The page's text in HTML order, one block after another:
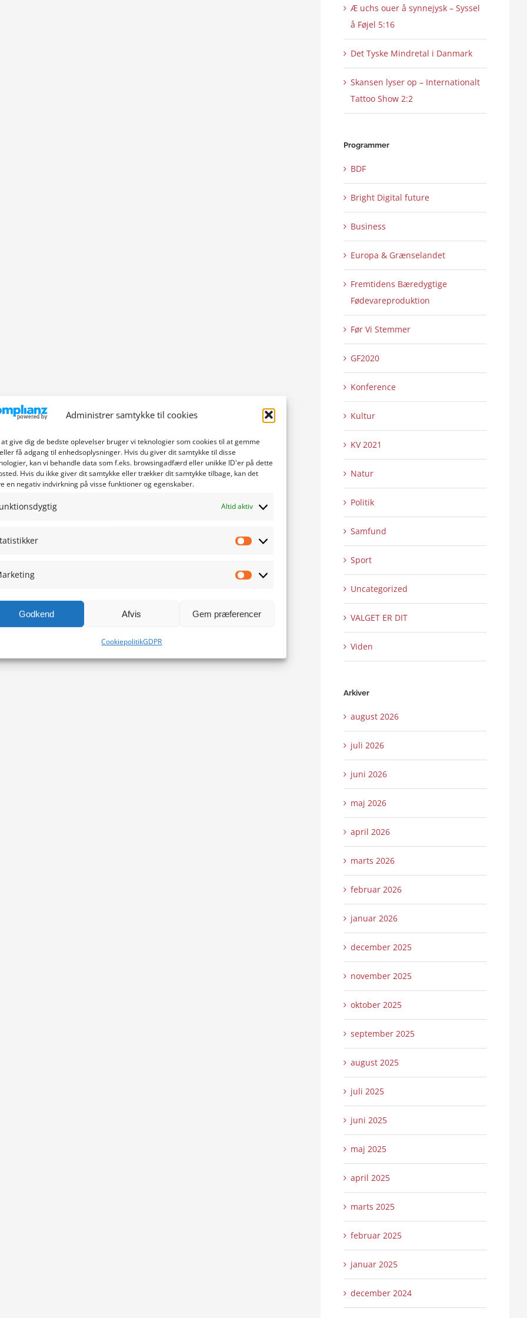
Administrer samtykke til cookies
at give dig de bedste oplevelser bruger vi teknologier som cookies til at gemme
få adgang til enhedsoplysninger. Hvis du giver dit samtykke til disse
kan vi behandle data som f.eks. browsingadfærd eller unikke ID'er på dette
Hvis du ikke giver dit samtykke eller trækker dit samtykke tilbage, kan det
en negativ indvirkning på visse funktioner og egenskaber.
Altid aktiv
Godkend Afvis Gem præferencer
CookiepolitikGDPR
Æ uchs ouer å synnejysk – Syssel
å Føjel 5:16
Det Tyske Mindretal i Danmark
Skansen lyser op – Internationalt
Tattoo Show 2:2
Programmer
BDF
Bright Digital future
Business
Europa & Grænselandet
Fremtidens Bæredygtige
Fødevareproduktion
Før Vi Stemmer
GF2020
Konference
Kultur
KV 2021
Natur
Politik
Samfund
Sport
Uncategorized
VALGET ER DIT
Viden
Arkiver
august 2026
juli 2026
juni 2026
maj 2026
april 2026
marts 2026
februar 2026
januar 2026
december 2025
november 2025
oktober 2025
september 2025
august 2025
juli 2025
juni 2025
maj 2025
april 2025
marts 2025
februar 2025
januar 2025
december 2024